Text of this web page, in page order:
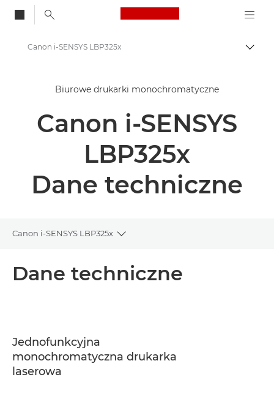
Canon Logo, back
Rozwiązania i usługi
Produkty dla biznesu
Drukarki jednofunkcyjne
Biurowe drukarki monochromatyczne
Canon i-SENSYS LBP325x
Biurowe drukarki monochromatyczne
Canon i-SENSYS
LBP325x
Dane techniczne
Canon i-SENSYS LBP325x
Toggle breadcrumbs
Dane techniczne
Jednofunkcyjna
monochromatyczna drukarka
laserowa